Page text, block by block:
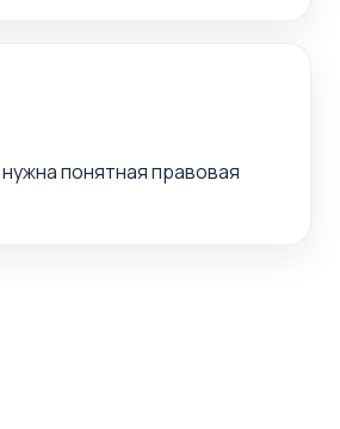
понятная правовая